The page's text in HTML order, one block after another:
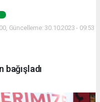
Güncelleme: 30.10.2023 - 09:53
bağışladı